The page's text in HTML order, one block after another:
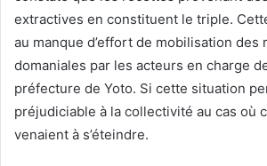
extractives en constituent le triple.
au manque d’effort de mobilisation des
domaniales par les acteurs en charge
préfecture de Yoto. Si cette situation
préjudiciable à la collectivité au cas où
venaient à s’éteindre.